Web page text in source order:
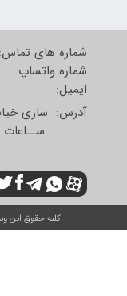
شماره های تماس:
شماره واتساپ:
​​​​​​​ایمیل:
آدرس: ساری خیابان
ســاعات
(
کلیه حقوق این